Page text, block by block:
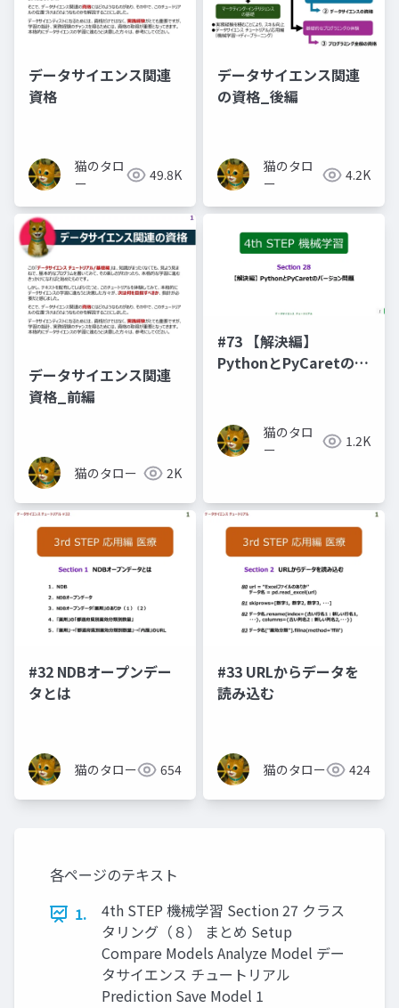
データサイエンス関連
資格
猫のタロ
ー
49.8K
データサイエンス関連
の資格_後編
猫のタロ
ー
4.2K
データサイエンス関連
資格_前編
猫のタロー 2K
#73 【解決編】
PythonとPyCaretのバ
猫のタロ
ー
1.2K
#32 NDBオープンデー
タとは
猫のタロー 654
#33 URLからデータを
読み込む
猫のタロー 424
各ページのテキスト
1.
4th STEP 機械学習 Section 27 クラス
タリング（８） まとめ Setup
Compare Models Analyze Model デー
タサイエンス チュートリアル
Prediction Save Model 1